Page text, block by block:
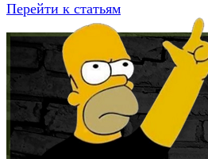
Перейти к статьям